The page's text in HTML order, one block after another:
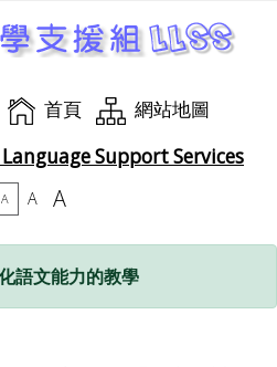
首頁
網站地圖
Support Services
A A A
語文能力的教學